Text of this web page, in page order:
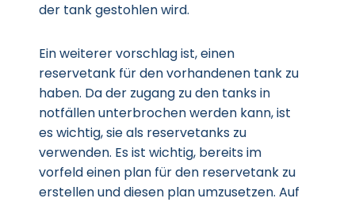
der tank gestohlen wird.
Ein weiterer vorschlag ist, einen
reservetank für den vorhandenen tank zu
haben. Da der zugang zu den tanks in
notfällen unterbrochen werden kann, ist
es wichtig, sie als reservetanks zu
verwenden. Es ist wichtig, bereits im
vorfeld einen plan für den reservetank zu
erstellen und diesen plan umzusetzen. Auf